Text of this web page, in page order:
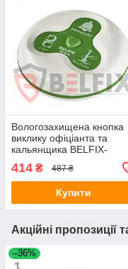
Вологозахищена кнопка
виклику офіціанта та
кальянщика BELFIX-
B18GR
414 ₴ 487 ₴
Купити
Акційні пропозиції
–36%